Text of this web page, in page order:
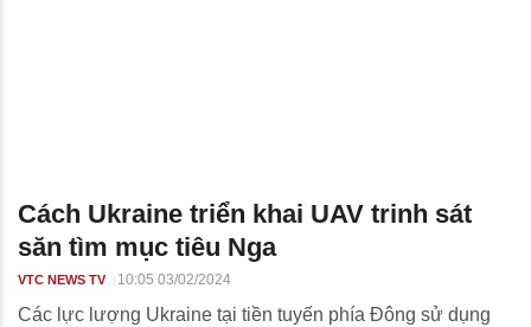
Cách Ukraine triển khai UAV trinh sát
săn tìm mục tiêu Nga
VTC NEWS TV 10:05 03/02/2024
Các lực lượng Ukraine tại tiền tuyến phía Đông sử dụng